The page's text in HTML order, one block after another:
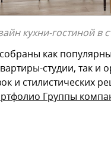
кухни-гостиной в
как
студии, так и
и стилистических
Группы